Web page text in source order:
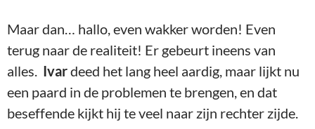
Maar dan… hallo, even wakker worden! Even
terug naar de realiteit! Er gebeurt ineens van
alles. Ivardeed het lang heel aardig, maar lijkt nu
een paard in de problemen te brengen, en dat
beseffende kijkt hij te veel naar zijn rechter zijde.